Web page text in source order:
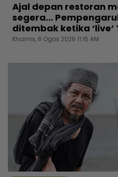
Ajal depan restoran
segera...
ditembak ketika ‘live’
Khamis, 6 Ogos 2026 11:15 AM